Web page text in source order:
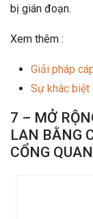
bị gián đoạn.
Xem thêm :
Giải pháp
Sự khác biệt
7 – MỞ
LAN BẰNG
CỔNG